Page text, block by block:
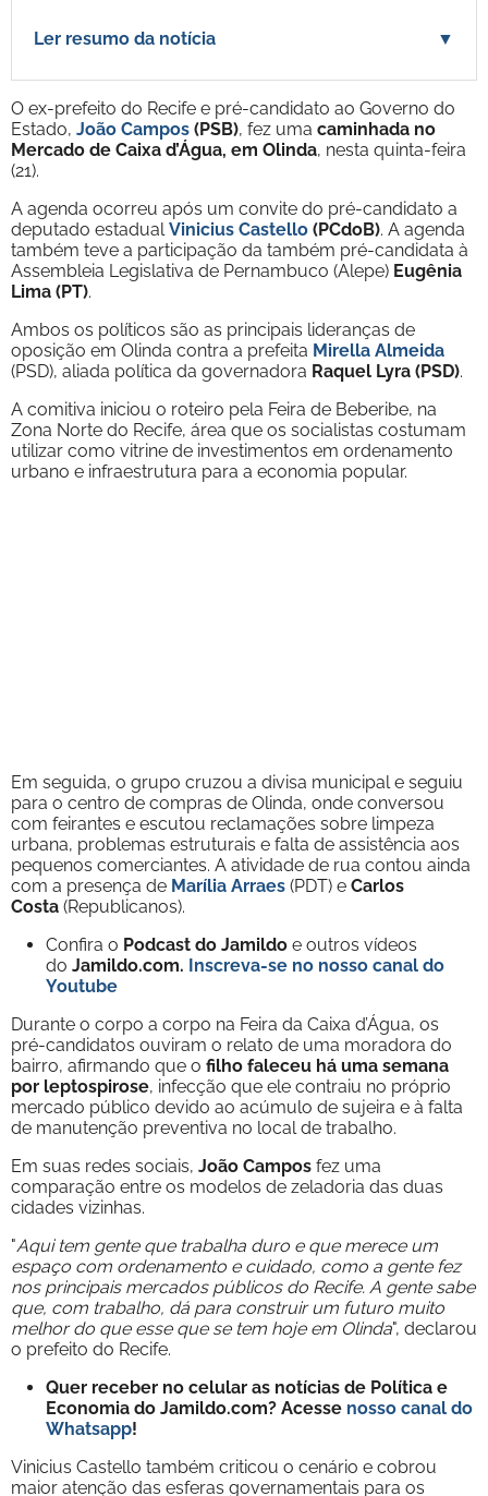
Ler resumo da notícia ▼
O ex-prefeito do Recife e pré-candidato ao Governo do
Estado, João Campos (PSB), fez uma caminhada no
Mercado de Caixa d’Água, em Olinda, nesta quinta-feira
(21).
A agenda ocorreu após um convite do pré-candidato a
deputado estadual Vinicius Castello (PCdoB). A agenda
também teve a participação da também pré-candidata à
Assembleia Legislativa de Pernambuco (Alepe) Eugênia
Lima (PT).
Ambos os políticos são as principais lideranças de
oposição em Olinda contra a prefeita Mirella Almeida
(PSD), aliada política da governadora Raquel Lyra (PSD).
A comitiva iniciou o roteiro pela Feira de Beberibe, na
Zona Norte do Recife, área que os socialistas costumam
utilizar como vitrine de investimentos em ordenamento
urbano e infraestrutura para a economia popular.
Em seguida, o grupo cruzou a divisa municipal e seguiu
para o centro de compras de Olinda, onde conversou
com feirantes e escutou reclamações sobre limpeza
urbana, problemas estruturais e falta de assistência aos
pequenos comerciantes. A atividade de rua contou ainda
com a presença de Marília Arraes (PDT) e Carlos
Costa (Republicanos).
Confira o Podcast do Jamildo e outros vídeos
do Jamildo.com. Inscreva-se no nosso canal do
Youtube
Durante o corpo a corpo na Feira da Caixa d’Água, os
pré-candidatos ouviram o relato de uma moradora do
bairro, afirmando que o filho faleceu há uma semana
por leptospirose, infecção que ele contraiu no próprio
mercado público devido ao acúmulo de sujeira e à falta
de manutenção preventiva no local de trabalho.
Em suas redes sociais, João Campos fez uma
comparação entre os modelos de zeladoria das duas
cidades vizinhas.
"Aqui tem gente que trabalha duro e que merece um
espaço com ordenamento e cuidado, como a gente fez
nos principais mercados públicos do Recife. A gente sabe
que, com trabalho, dá para construir um futuro muito
melhor do que esse que se tem hoje em Olinda", declarou
o prefeito do Recife.
Quer receber no celular as notícias de Política e
Economia do Jamildo.com? Acesse nosso canal do
Whatsapp!
Vinicius Castello também criticou o cenário e cobrou
maior atenção das esferas governamentais para os